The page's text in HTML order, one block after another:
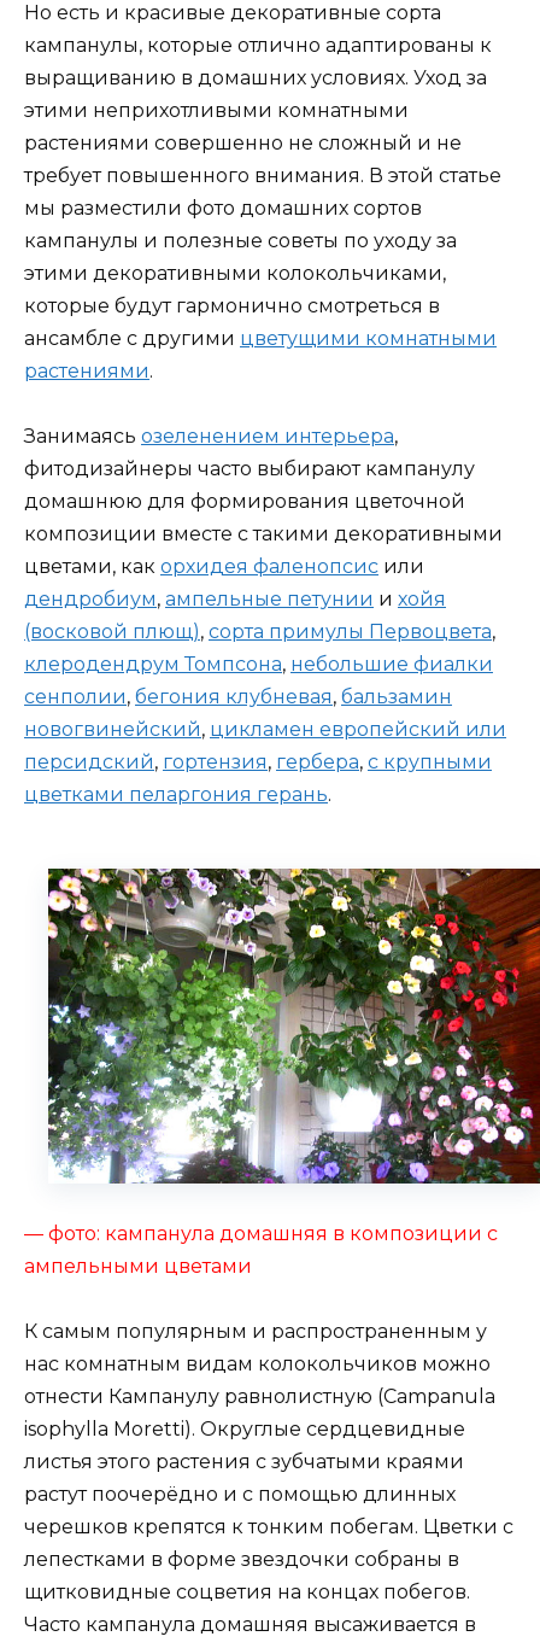
Но есть и красивые декоративные сорта
кампанулы, которые отлично адаптированы к
выращиванию в домашних условиях. Уход за
этими неприхотливыми комнатными
растениями совершенно не сложный и не
требует повышенного внимания. В этой статье
мы разместили фото домашних сортов
кампанулы и полезные советы по уходу за
этими декоративными колокольчиками,
которые будут гармонично смотреться в
ансамбле с другими цветущими комнатными
растениями.
Занимаясь озеленением интерьера,
фитодизайнеры часто выбирают кампанулу
домашнюю для формирования цветочной
композиции вместе с такими декоративными
цветами, как орхидея фаленопсис или
дендробиум, ампельные петунии и хойя
(восковой плющ), сорта примулы Первоцвета,
клеродендрум Томпсона, небольшие фиалки
сенполии, бегония клубневая, бальзамин
новогвинейский, цикламен европейский или
персидский, гортензия, гербера, с крупными
цветками пеларгония герань.
— фото: кампанула домашняя в композиции с
ампельными цветами
К самым популярным и распространенным у
нас комнатным видам колокольчиков можно
отнести Кампанулу равнолистную (Campanula
isophylla Moretti). Округлые сердцевидные
листья этого растения с зубчатыми краями
растут поочерёдно и с помощью длинных
черешков крепятся к тонким побегам. Цветки с
лепестками в форме звездочки собраны в
щитковидные соцветия на концах побегов.
Часто кампанула домашняя высаживается в